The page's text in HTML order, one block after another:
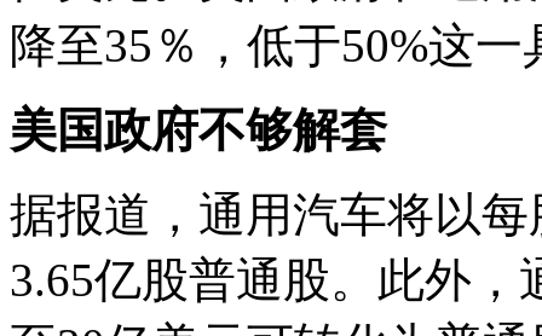
降至35％，低于50%这
美国政府不够解套
据报道，通用汽车将以
3.65亿股普通股。此外